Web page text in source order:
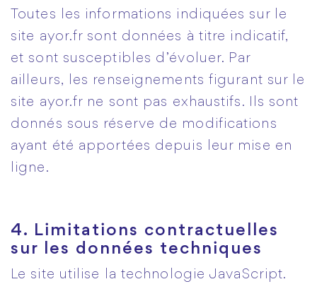
Toutes les informations indiquées sur le
site ayor.fr sont données à titre indicatif,
et sont susceptibles d’évoluer. Par
ailleurs, les renseignements figurant sur le
site ayor.fr ne sont pas exhaustifs. Ils sont
donnés sous réserve de modifications
ayant été apportées depuis leur mise en
ligne.
4. Limitations contractuelles
sur les données techniques
Le site utilise la technologie JavaScript.